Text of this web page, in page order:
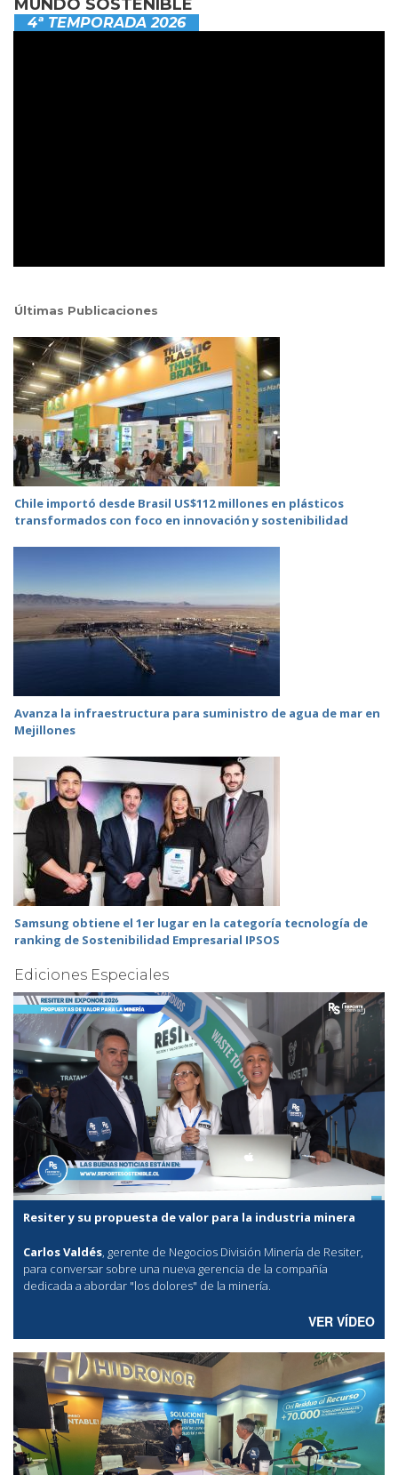
MUNDO SOSTENIBLE
4ª TEMPORADA 2026
Últimas Publicaciones
Chile importó desde Brasil US$112 millones en plásticos
transformados con foco en innovación y sostenibilidad
Avanza la infraestructura para suministro de agua de mar en
Mejillones
Samsung obtiene el 1er lugar en la categoría tecnología de
ranking de Sostenibilidad Empresarial IPSOS
Ediciones Especiales
Resiter y su propuesta de valor para la industria minera
Carlos Valdés, gerente de Negocios División Minería de Resiter,
para conversar sobre una nueva gerencia de la compañía
dedicada a abordar "los dolores" de la minería.
VER VÍDEO